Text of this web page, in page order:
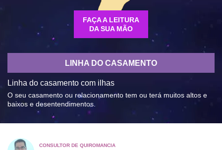
FAÇA A LEITURA
DA SUA MÃO
LINHA DO CASAMENTO
Linha do casamento com ilhas
O seu casamento ou relacionamento tem ou terá muitos altos e
baixos e desentendimentos.
CONSULTOR DE QUIROMANCIA